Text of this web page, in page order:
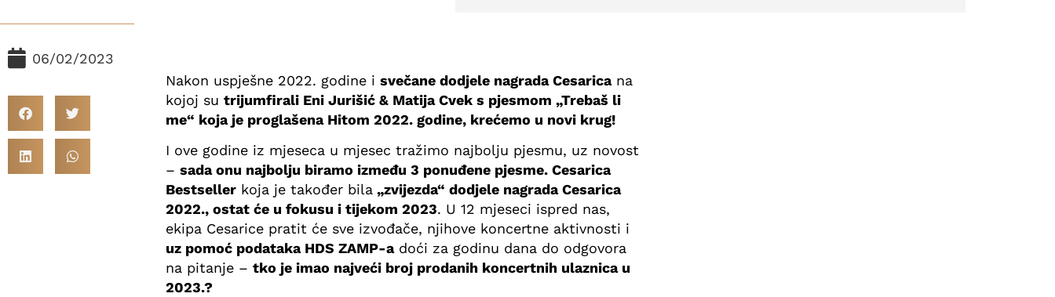
06/02/2023
Nakon uspješne 2022. godine i svečane dodjele nagrada Cesaricana
kojoj su trijumfirali Eni Jurišić & Matija Cvek s pjesmom „Trebaš li
me“ koja je proglašena Hitom 2022. godine, krećemo u novi krug!
I ove godine iz mjeseca u mjesec tražimo najbolju pjesmu, uz novost
– sada onu najbolju biramo između 3 ponuđene pjesme. Cesarica
Bestseller koja je također bila „zvijezda“ dodjele nagrada Cesarica
2022., ostat će u fokusu i tijekom 2023. U 12 mjeseci ispred nas,
ekipa Cesarice pratit će sve izvođače, njihove koncertne aktivnosti i
uz pomoć podataka HDS ZAMP-adoći za godinu dana do odgovora
na pitanje – tko je imao najveći broj prodanih koncertnih ulaznica u
2023.?